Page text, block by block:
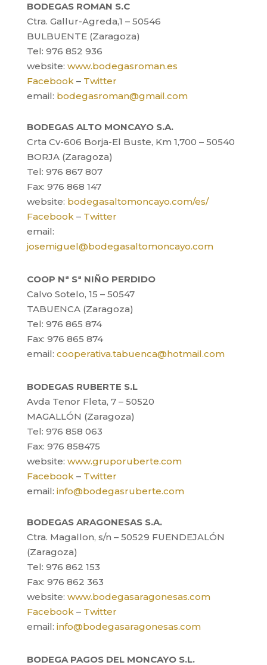
BODEGAS ROMAN S.C
Ctra. Gallur-Agreda,1 – 50546
BULBUENTE (Zaragoza)
Tel: 976 852 936
website: www.bodegasroman.es
Facebook– Twitter
email: bodegasroman@gmail.com
BODEGAS ALTO MONCAYO S.A.
Crta Cv-606 Borja-El Buste, Km 1,700 – 50540
BORJA (Zaragoza)
Tel: 976 867 807
Fax: 976 868 147
website: bodegasaltomoncayo.com/es/
Facebook– Twitter
email:
josemiguel@bodegasaltomoncayo.com
COOP Nª Sª NIÑO PERDIDO
Calvo Sotelo, 15 – 50547
TABUENCA (Zaragoza)
Tel: 976 865 874
Fax: 976 865 874
email: cooperativa.tabuenca@hotmail.com
BODEGAS RUBERTE S.L
Avda Tenor Fleta, 7 – 50520
MAGALLÓN (Zaragoza)
Tel: 976 858 063
Fax: 976 858475
website: www.gruporuberte.com
Facebook– Twitter
email: info@bodegasruberte.com
BODEGAS ARAGONESAS S.A.
Ctra. Magallon, s/n – 50529 FUENDEJALÓN
(Zaragoza)
Tel: 976 862 153
Fax: 976 862 363
website: www.bodegasaragonesas.com
Facebook– Twitter
email: info@bodegasaragonesas.com
BODEGA PAGOS DEL MONCAYO S.L.